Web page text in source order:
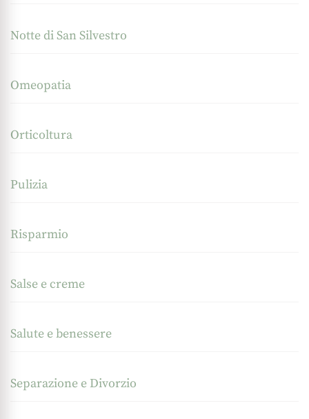
Notte di San Silvestro
Omeopatia
Orticoltura
Pulizia
Risparmio
Salse e creme
Salute e benessere
Separazione e Divorzio